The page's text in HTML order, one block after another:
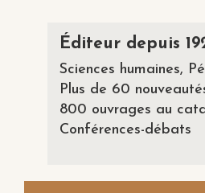
Éditeur depuis
Sciences humaines,
Plus de 60
800 ouvrages au
Conférences-débats